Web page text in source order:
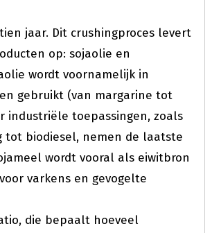
jaar. Dit crushingproces levert
op: sojaolie en
wordt voornamelijk in
gebruikt (van margarine tot
industriële toepassingen, zoals
tot biodiesel, nemen de laatste
wordt vooral als eiwitbron
varkens en gevogelte
die bepaalt hoeveel